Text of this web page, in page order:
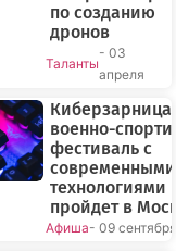
по созданию
дронов
Таланты
- 03
апреля
военно-
фестиваль с
современными
технологиями
пройдет в
Афиша- 09 сентября